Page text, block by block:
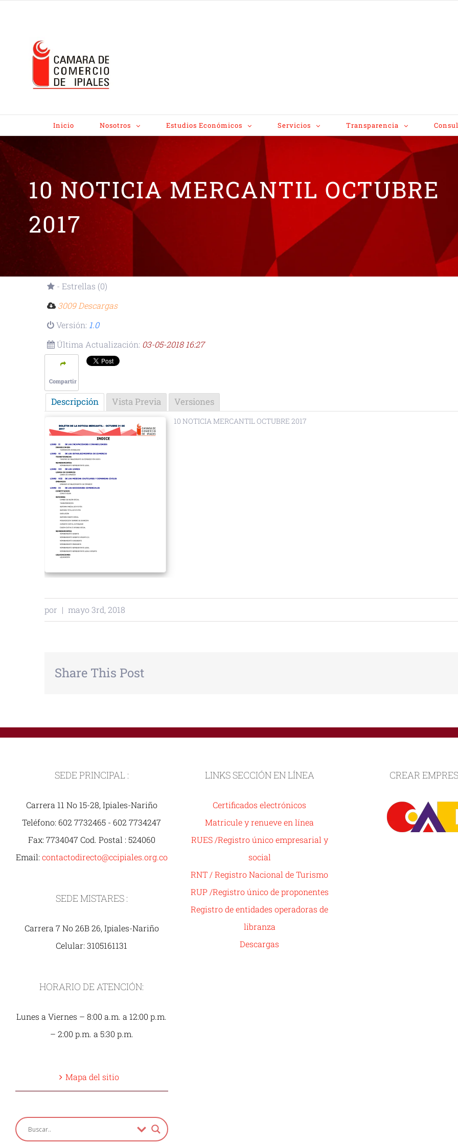
Inicio Nosotros Estudios Económicos Servicios Transparencia
10 NOTICIA MERCANTIL OCTUBRE
2017
- Estrellas (0)
3009 Descargas
Versión: 1.0
Última Actualización: 03-05-2018 16:27
Compartir
Descripción Vista Previa Versiones
10 NOTICIA MERCANTIL OCTUBRE 2017
por | mayo 3rd, 2018
Share This Post
SEDE PRINCIPAL :
Carrera 11 No 15-28, Ipiales-Nariño
Teléfono: 602 7732465 - 602 7734247
Fax: 7734047 Cod. Postal : 524060
Email: contactodirecto@ccipiales.org.co
SEDE MISTARES :
Carrera 7 No 26B 26, Ipiales-Nariño
Celular: 3105161131
HORARIO DE ATENCIÓN:
Lunes a Viernes – 8:00 a.m. a 12:00 p.m.
– 2:00 p.m. a 5:30 p.m.
Mapa del sitio
LINKS SECCIÓN EN LÍNEA
Certificados electrónicos
Matricule y renueve en línea
RUES /Registro único empresarial y
social
RNT / Registro Nacional de Turismo
RUP /Registro único de proponentes
Registro de entidades operadoras de
libranza
Descargas
CREAR